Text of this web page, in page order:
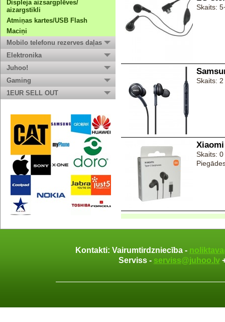
Displeja aizsargplēves/
aizargstikli
Atmiņas kartes/USB Flash
Maciņi
Mobilo telefonu rezerves daļas
Elektronika
Juhoo!
Gaming
1EUR SELL OUT
Skaits:
Skaits: 2
Skaits: 0
Kontakti: Vairumtirdzniecība -
Serviss - serviss@juhoo.lv